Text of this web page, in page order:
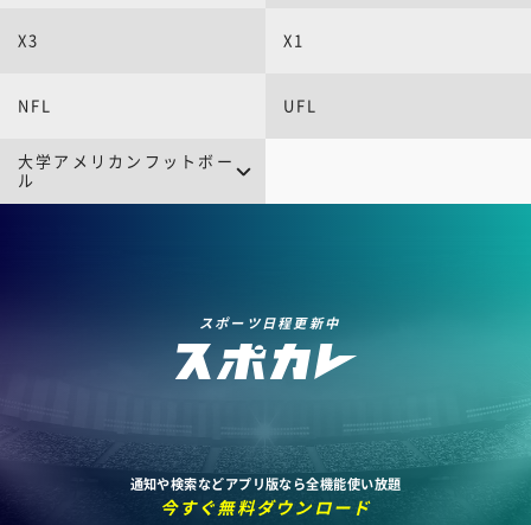
Xリーグプレミア(全て) X1 Super
X1 AREA パールボウルトーナメント
パールボウルチャレンジト
ーナメント
X3 X1
NFL UFL
大学アメリカンフットボー
ル
スポーツ日程更新中
通知や検索などアプリ版なら全機能使い放題
今すぐ無料ダウンロード